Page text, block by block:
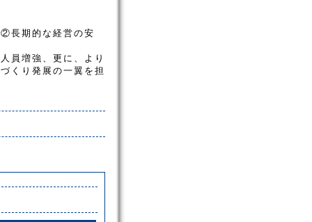
長期的な経営の安
員増強、更に、より
くり発展の一翼を担